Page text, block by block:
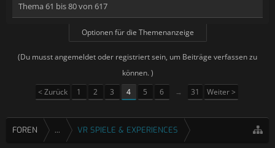
Thema 61 bis 80 von 617
Optionen für die Themenanzeige
(Du musst angemeldet oder registriert sein, um Beiträge verfassen zu
können. )
< Zurück
1 2 3 4 5 6 → 31 Weiter >
FOREN ... VR SPIELE & EXPERIENCES